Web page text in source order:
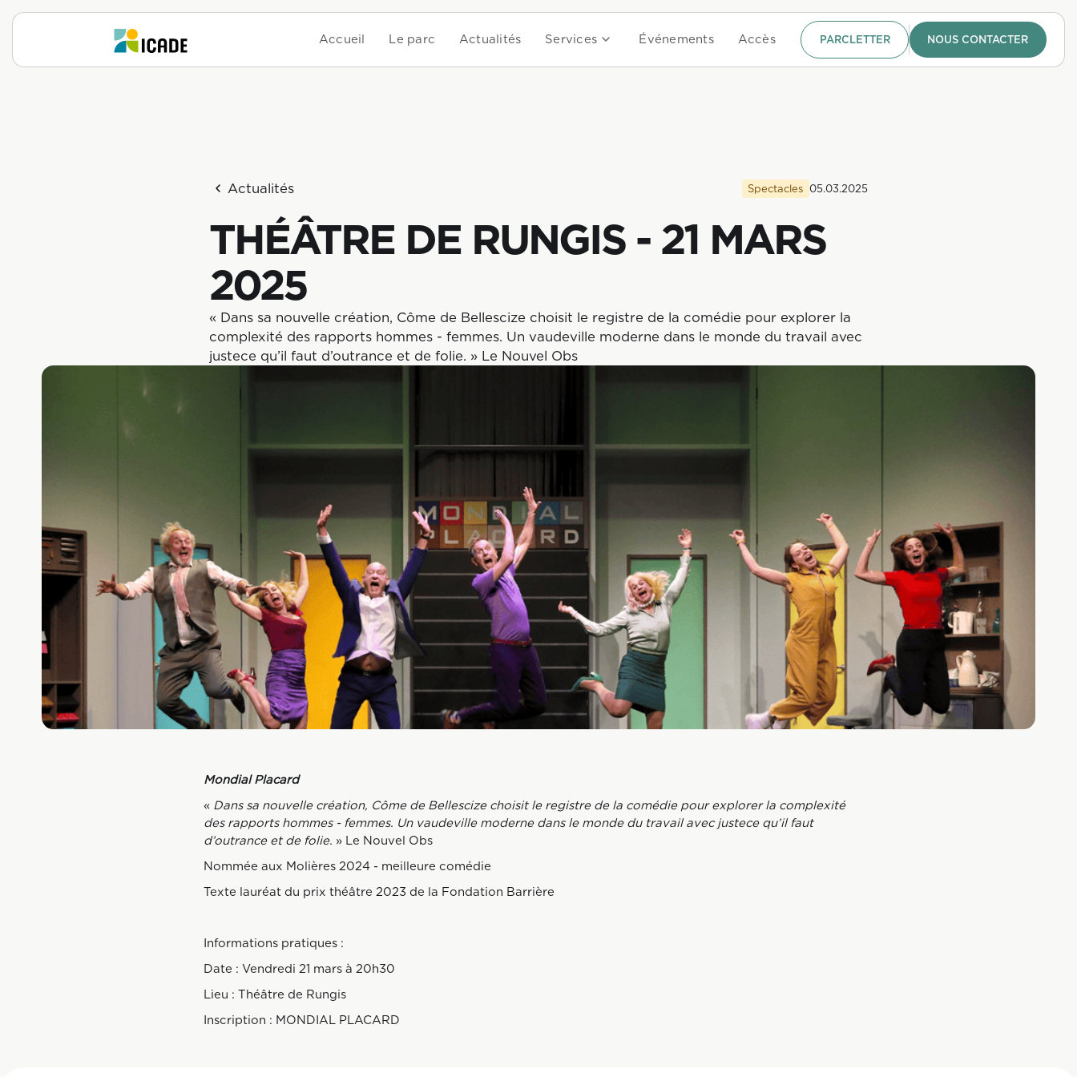
Accueil Le parc Actualités Services Événements Accès PARCLETTER NOUS CONTACTER
Actualités Spectacles 05.03.2025
THÉÂTRE DE RUNGIS - 21 MARS
2025
« Dans sa nouvelle création, Côme de Bellescize choisit le registre de la comédie pour explorer la
complexité des rapports hommes - femmes. Un vaudeville moderne dans le monde du travail avec
justece qu’il faut d’outrance et de folie. » Le Nouvel Obs
Mondial Placard
« Dans sa nouvelle création, Côme de Bellescize choisit le registre de la comédie pour explorer la complexité
des rapports hommes - femmes. Un vaudeville moderne dans le monde du travail avec justece qu’il faut
d’outrance et de folie. » Le Nouvel Obs
Nommée aux Molières 2024 - meilleure comédie
Texte lauréat du prix théâtre 2023 de la Fondation Barrière
Informations pratiques :
Date : Vendredi 21 mars à 20h30
Lieu : Théâtre de Rungis
Inscription : MONDIAL PLACARD